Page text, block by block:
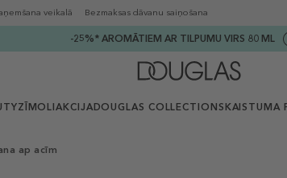
veikalā Bezmaksas dāvanu saiņošana
-25%* AROMĀTIEM AR TILPUMU VIRS 80 ML
ZĪMOLIAKCIJADOUGLAS COLLECTION SKAISTUMA
ap acīm